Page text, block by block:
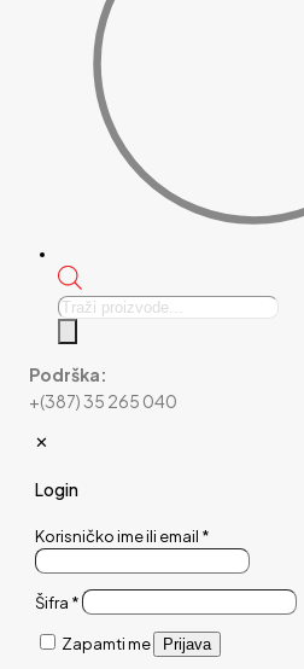
Products
Podrška:
+(387) 35 265 040
✕
Login
Korisničko ime ili email *
Šifra *
Zapamti me Prijava